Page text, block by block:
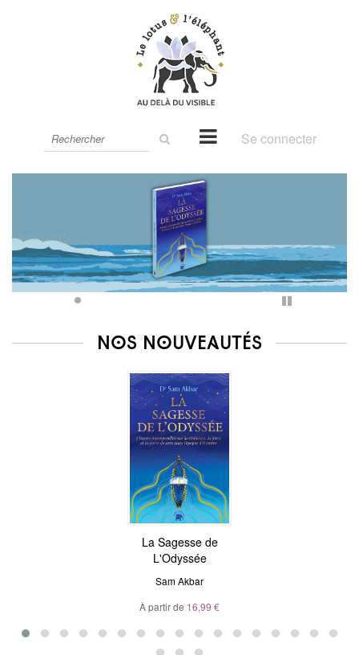
le
site
Se connecter
Nos Nouveautés
La Sagesse de
L'Odyssée
Sam Akbar
À partir de 16,99 €